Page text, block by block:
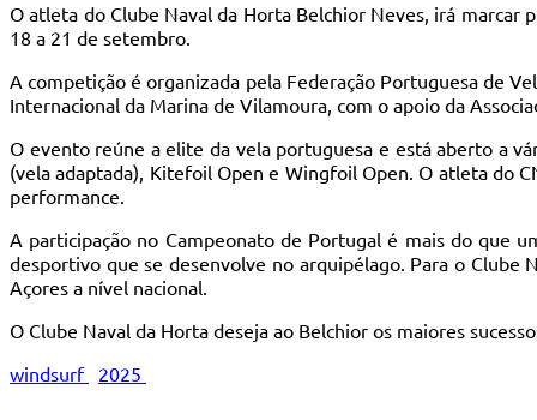
O atleta do Clube Naval da Horta Belchior Neves, irá
18 a 21 de setembro.
A competição é organizada pela Federação Portuguesa de
Internacional da Marina de Vilamoura, com o apoio da
O evento reúne a elite da vela portuguesa e está aberto a
(vela adaptada), Kitefoil Open e Wingfoil Open. O atleta do
performance.
A participação no Campeonato de Portugal é mais do que
desportivo que se desenvolve no arquipélago. Para o
Açores a nível nacional.
O Clube Naval da Horta deseja ao Belchior os maiores
windsurf 2025